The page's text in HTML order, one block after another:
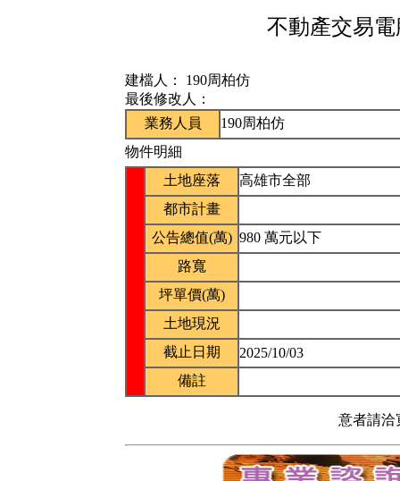
不動產交易
建檔人： 190周柏仿
最後修改人：
業務人員
190周柏仿
物件明細
土地座落
高雄市全部
都市計畫
公告總值(萬) 980 萬元以下
路寬
坪單價(萬)
土地現況
截止日期
2025/10/03
備註
意者請洽